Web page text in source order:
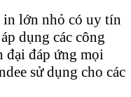
in lớn nhỏ có uy tín
dụng các công
đại đáp ứng mọi
sử dụng cho các